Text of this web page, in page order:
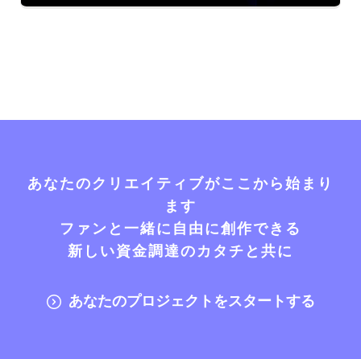
あなたのクリエイティブがここから始まり
ます
ファンと一緒に自由に創作できる
新しい資金調達のカタチと共に
あなたのプロジェクトをスタートする